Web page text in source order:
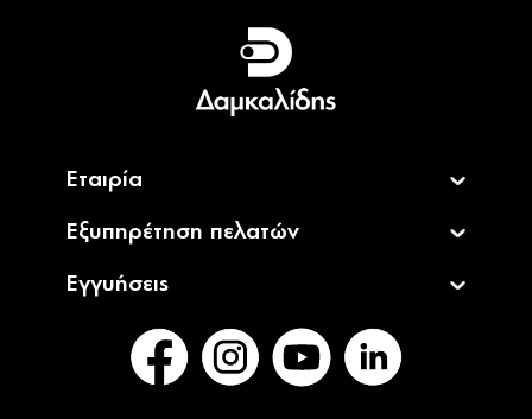
Ελληνικά
English
Εταιρία
Εξυπηρέτηση πελατών
Εγγυήσεις